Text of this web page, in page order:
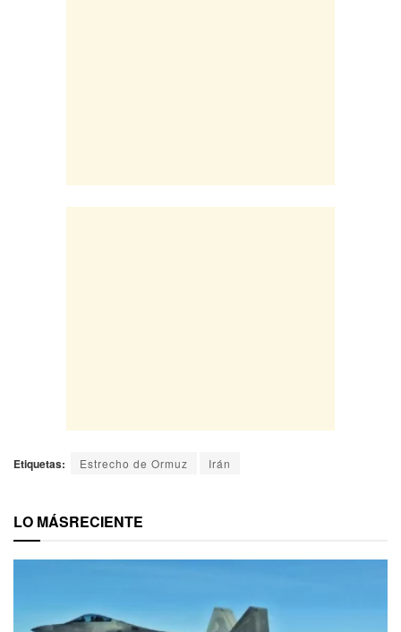
Etiquetas: Estrecho de Ormuz Irán
LO MÁSRECIENTE